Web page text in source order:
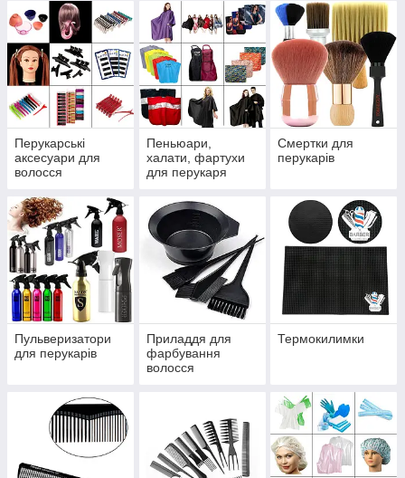
необхідних для роботи. Все для фарбування,
завивки, зручності при стрижці та укладанні за
доступними цінами зручно розміщено в каталозі на
magiya-krasoty.com.ua. Всі замовлення на суму від
500 грн. ми доставляємо без передоплати за 1-3 дні.
Дивитися всі
Аксесуари для перукарів при
фарбуванні, завивці
Всілякі кисті і зручні ємності для
фарбування з гумовою ручкою.
Шапочки для мелірування з металевим
гачком, точні мірні стаканчики.
Перукарські
аксесуари для
волосся
Пеньюари,
халати, фартухи
для перукаря
Смертки для
перукарів
Пульверизатори
для перукарів
Приладдя для
фарбування
волосся
Термокилимки